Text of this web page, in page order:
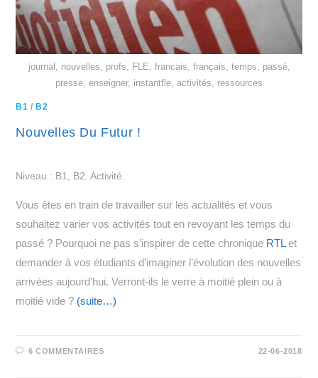
journal, nouvelles, profs, FLE, francais, français, temps, passé,
presse, enseigner, instantfle, activités, ressources
B1 / B2
Nouvelles Du Futur !
Niveau : B1, B2. Activité.
Vous êtes en train de travailler sur les actualités et vous
souhaitez varier vos activités tout en revoyant les temps du
passé ? Pourquoi ne pas s’inspirer de cette chronique RTLet
demander à vos étudiants d’imaginer l’évolution des nouvelles
arrivées aujourd’hui. Verront-ils le verre à moitié plein ou à
moitié vide ? (suite…)
6 COMMENTAIRES 22-06-2018